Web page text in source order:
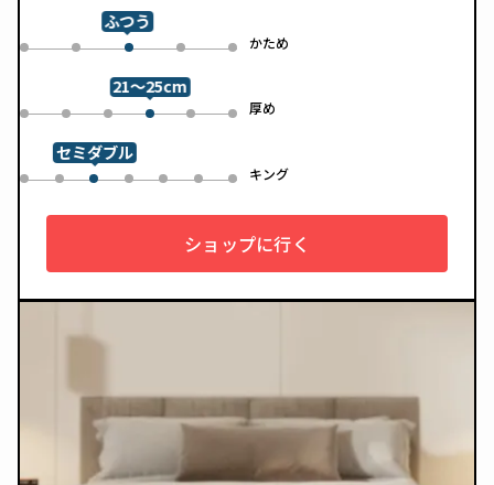
ンで、カバーは自宅で洗濯可能。清潔さと快適さの両方を追求
した一枚です。
0 1 2
ふつう
3 かため
4
0 1 2 3
21～25cm
4 厚め
5
0 1 2
セミダブル
3 4 5 キング
6
ショップに行く